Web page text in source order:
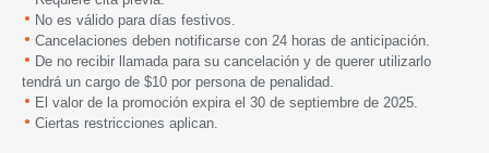
No es válido para días festivos.
Cancelaciones deben notificarse con 24 horas de anticipación.
De no recibir llamada para su cancelación y de querer utilizarlo
tendrá un cargo de $10 por persona de penalidad.
El valor de la promoción expira el 30 de septiembre de 2025.
Ciertas restricciones aplican.